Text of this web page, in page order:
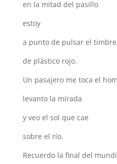
en la mitad del pasillo
estoy
a punto de pulsar el timbre
de plástico rojo.
Un pasajero me toca el
levanto la mirada
y veo el sol que cae
sobre el río.
Recuerdo la final del